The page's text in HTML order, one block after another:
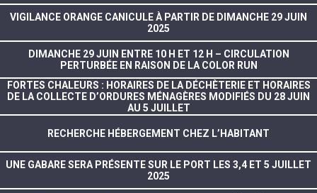
VIGILANCE ORANGE CANICULE À PARTIR DE DIMANCHE 29 JUIN
2025
DIMANCHE 29 JUIN ENTRE 10 H ET 12 H – CIRCULATION
PERTURBÉE EN RAISON DE LA COLOR RUN
FORTES CHALEURS : HORAIRES DE LA DÉCHÈTERIE ET HORAIRES
DE LA COLLECTE D’ORDURES MÉNAGÈRES MODIFIÉS DU 28 JUIN
AU 5 JUILLET
RECHERCHE HÉBERGEMENT CHEZ L’HABITANT
UNE GABARE SERA PRÉSENTE SUR LE PORT LES 3,4 ET 5 JUILLET
2025